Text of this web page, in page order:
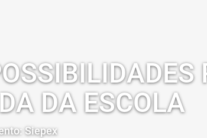
DA ESCOLA
Siepex